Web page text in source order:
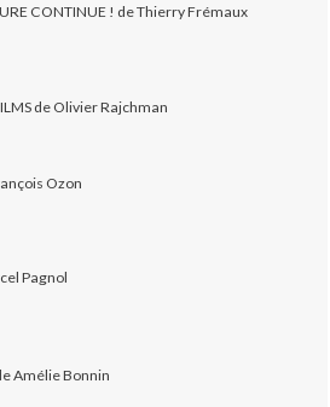
CONTINUE ! de Thierry Frémaux
de Olivier Rajchman
Ozon
Pagnol
Amélie Bonnin